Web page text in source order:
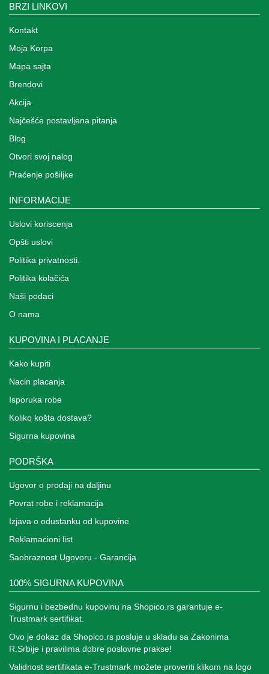
BRZI LINKOVI
Kontakt
Moja Korpa
Mapa sajta
Brendovi
Akcija
Najčešće postavljena pitanja
Blog
Otvori svoj nalog
Praćenje pošiljke
INFORMACIJE
Uslovi koriscenja
Opšti uslovi
Politika privatnosti.
Politika kolačića
Naši podaci
O nama
KUPOVINA I PLACANJE
Kako kupiti
Nacin placanja
Isporuka robe
Koliko košta dostava?
Sigurna kupovina
PODRŠKA
Ugovor o prodaji na daljinu
Povrat robe i reklamacija
Izjava o odustanku od kupovine
Reklamacioni list
Saobraznost Ugovoru - Garancija
100% SIGURNA KUPOVINA
Sigurnu i bezbednu kupovinu na Shopico.rs garantuje e-
Trustmark sertifikat.
Ovo je dokaz da Shopico.rs posluje u skladu sa Zakonima
R.Srbije i pravilima dobre poslovne prakse!
Validnost sertifikata e-Trustmark možete proveriti klikom na logo